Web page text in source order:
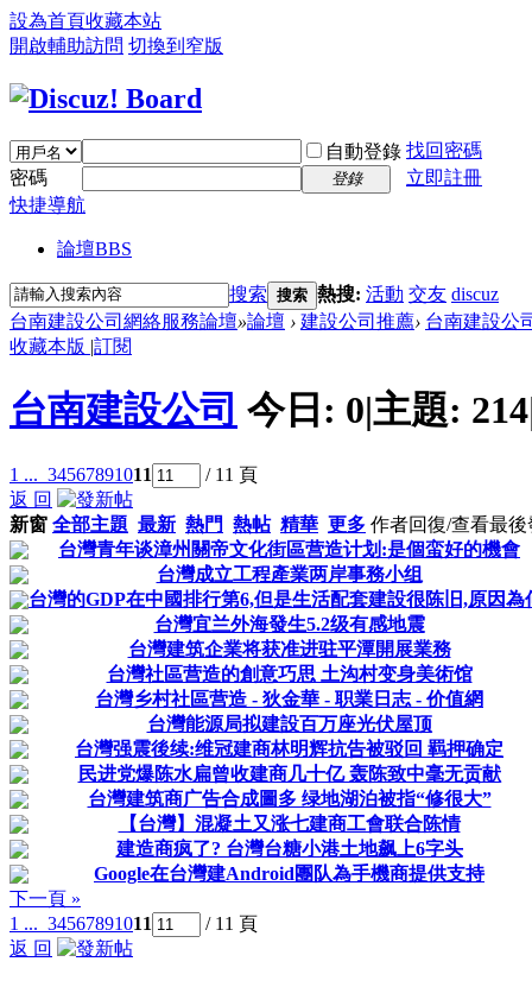
設為首頁收藏本站
開啟輔助訪問 切換到窄版
自動登錄 找回密碼
密碼
登錄
立即註冊
快捷導航
論壇BBS
搜索 搜索 熱搜: 活動 交友 discuz
台南建設公司網絡服務論壇»論壇 › 建設公司推薦› 台南建設公
收藏本版 |訂閱
台南建設公司 今日: 0|主題: 214
1 ... 34567891011
/ 11 頁
返 回
新窗 全部主題 最新 熱門 熱帖 精華 更多 作者回復/查看最後
台灣青年谈漳州關帝文化街區营造计划:是個蛮好的機會
台灣成立工程產業两岸事務小组
台灣的GDP在中國排行第6,但是生活配套建設很陈旧,原因為
台灣宜兰外海發生5.2级有感地震
台灣建筑企業将获准进驻平潭開展業務
台灣社區营造的創意巧思 土沟村变身美術馆
台灣乡村社區营造 - 狄金華 - 职業日志 - 价值網
台灣能源局拟建設百万座光伏屋顶
台灣强震後续:维冠建商林明辉抗告被驳回 羁押确定
民进党爆陈水扁曾收建商几十亿 轰陈致中毫无贡献
台灣建筑商广告合成圖多 绿地湖泊被指“修很大”
【台灣】混凝土又涨七建商工會联合陈情
建造商疯了? 台灣台糖小港土地飙上6字头
Google在台灣建Android團队為手機商提供支持
下一頁 »
1 ... 34567891011
/ 11 頁
返 回